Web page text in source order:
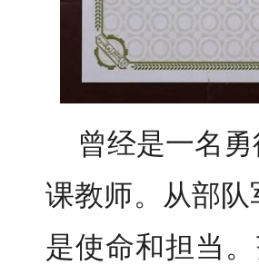
曾经是一名
课教师。从部
是使命和担当